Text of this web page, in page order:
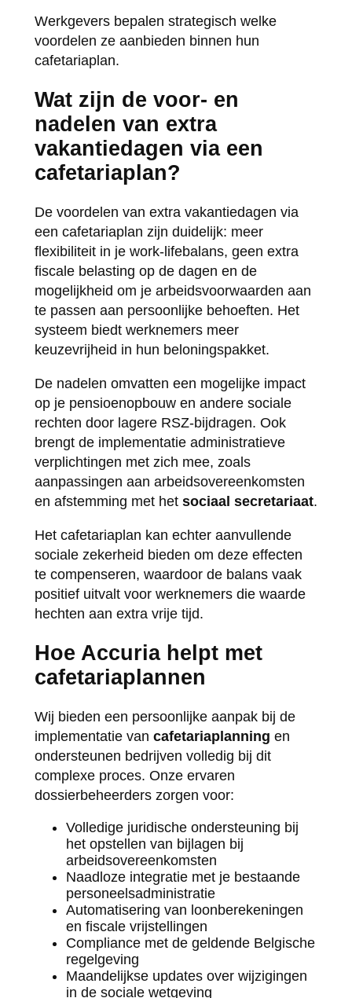
Werkgevers bepalen strategisch welke
voordelen ze aanbieden binnen hun
cafetariaplan.
Wat zijn de voor- en
nadelen van extra
vakantiedagen via een
cafetariaplan?
De voordelen van extra vakantiedagen via
een cafetariaplan zijn duidelijk: meer
flexibiliteit in je work-lifebalans, geen extra
fiscale belasting op de dagen en de
mogelijkheid om je arbeidsvoorwaarden aan
te passen aan persoonlijke behoeften. Het
systeem biedt werknemers meer
keuzevrijheid in hun beloningspakket.
De nadelen omvatten een mogelijke impact
op je pensioenopbouw en andere sociale
rechten door lagere RSZ-bijdragen. Ook
brengt de implementatie administratieve
verplichtingen met zich mee, zoals
aanpassingen aan arbeidsovereenkomsten
en afstemming met het sociaal secretariaat.
Het cafetariaplan kan echter aanvullende
sociale zekerheid bieden om deze effecten
te compenseren, waardoor de balans vaak
positief uitvalt voor werknemers die waarde
hechten aan extra vrije tijd.
Hoe Accuria helpt met
cafetariaplannen
Wij bieden een persoonlijke aanpak bij de
implementatie van cafetariaplanning en
ondersteunen bedrijven volledig bij dit
complexe proces. Onze ervaren
dossierbeheerders zorgen voor:
Volledige juridische ondersteuning bij
het opstellen van bijlagen bij
arbeidsovereenkomsten
Naadloze integratie met je bestaande
personeelsadministratie
Automatisering van loonberekeningen
en fiscale vrijstellingen
Compliance met de geldende Belgische
regelgeving
Maandelijkse updates over wijzigingen
in de sociale wetgeving